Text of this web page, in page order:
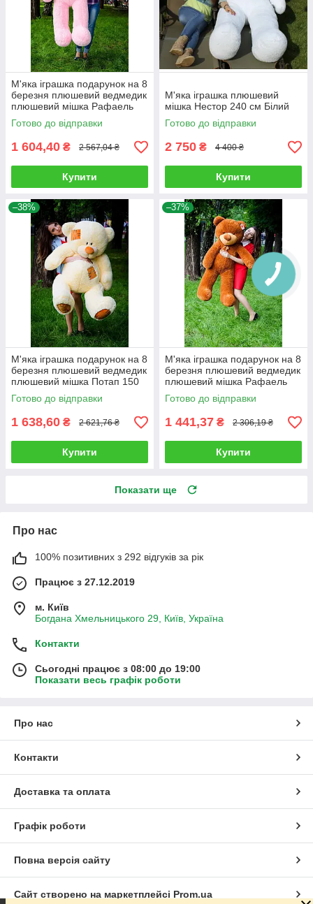
М'яка іграшка подарунок на 8
березня плюшевий ведмедик
плюшевий мішка Рафаель
160 см Рожевий
Готово до відправки
1 604,40 ₴ 2 567,04 ₴
Купити
М'яка іграшка плюшевий
мішка Нестор 240 см Білий
Готово до відправки
2 750 ₴ 4 400 ₴
Купити
–38%
М'яка іграшка подарунок на 8
березня плюшевий ведмедик
плюшевий мішка Потап 150
см Кремовий
Готово до відправки
1 638,60 ₴ 2 621,76 ₴
Купити
–37%
М'яка іграшка подарунок на 8
березня плюшевий ведмедик
плюшевий мішка Рафаель
140 см Коричневий
Готово до відправки
1 441,37 ₴ 2 306,19 ₴
Купити
Показати ще
Про нас
100% позитивних з 292 відгуків за рік
Працює з 27.12.2019
м. Київ
Богдана Хмельницького 29, Київ, Україна
Контакти
Сьогодні працює з 08:00 до 19:00
Показати весь графік роботи
Про нас
Контакти
Доставка та оплата
Графік роботи
Повна версія сайту
Сайт створено на маркетплейсі Prom.ua